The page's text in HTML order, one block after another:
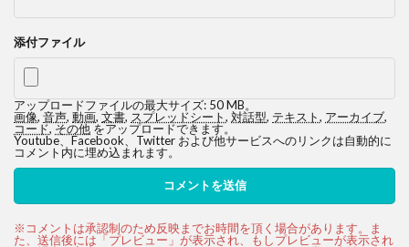
添付ファイル
アップロードファイルの最大サイズ: 50 MB。
画像, 音声, 動画, 文書, スプレッドシート, 対話型, テキスト, アーカイブ,
コード,その他をアップロードできます。
Youtube、Facebook、Twitter および他サービスへのリンクは自動的に
コメント内に埋め込まれます。